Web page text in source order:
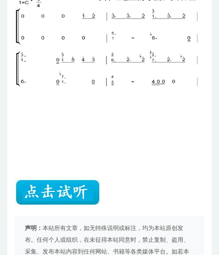
声明： 本站所有文章，如无特殊说明或标注，均为本站原创发
布。任何个人或组织，在未征得本站同意时，禁止复制、盗用、
采集、发布本站内容到任何网站、书籍等各类媒体平台。如若本